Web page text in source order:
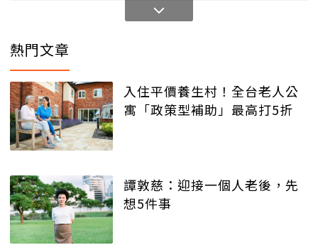
熱門文章
入住平價養生村！全台老人公
寓「政策型補助」最高打5折
譚敦慈：迎接一個人老後，先
想5件事